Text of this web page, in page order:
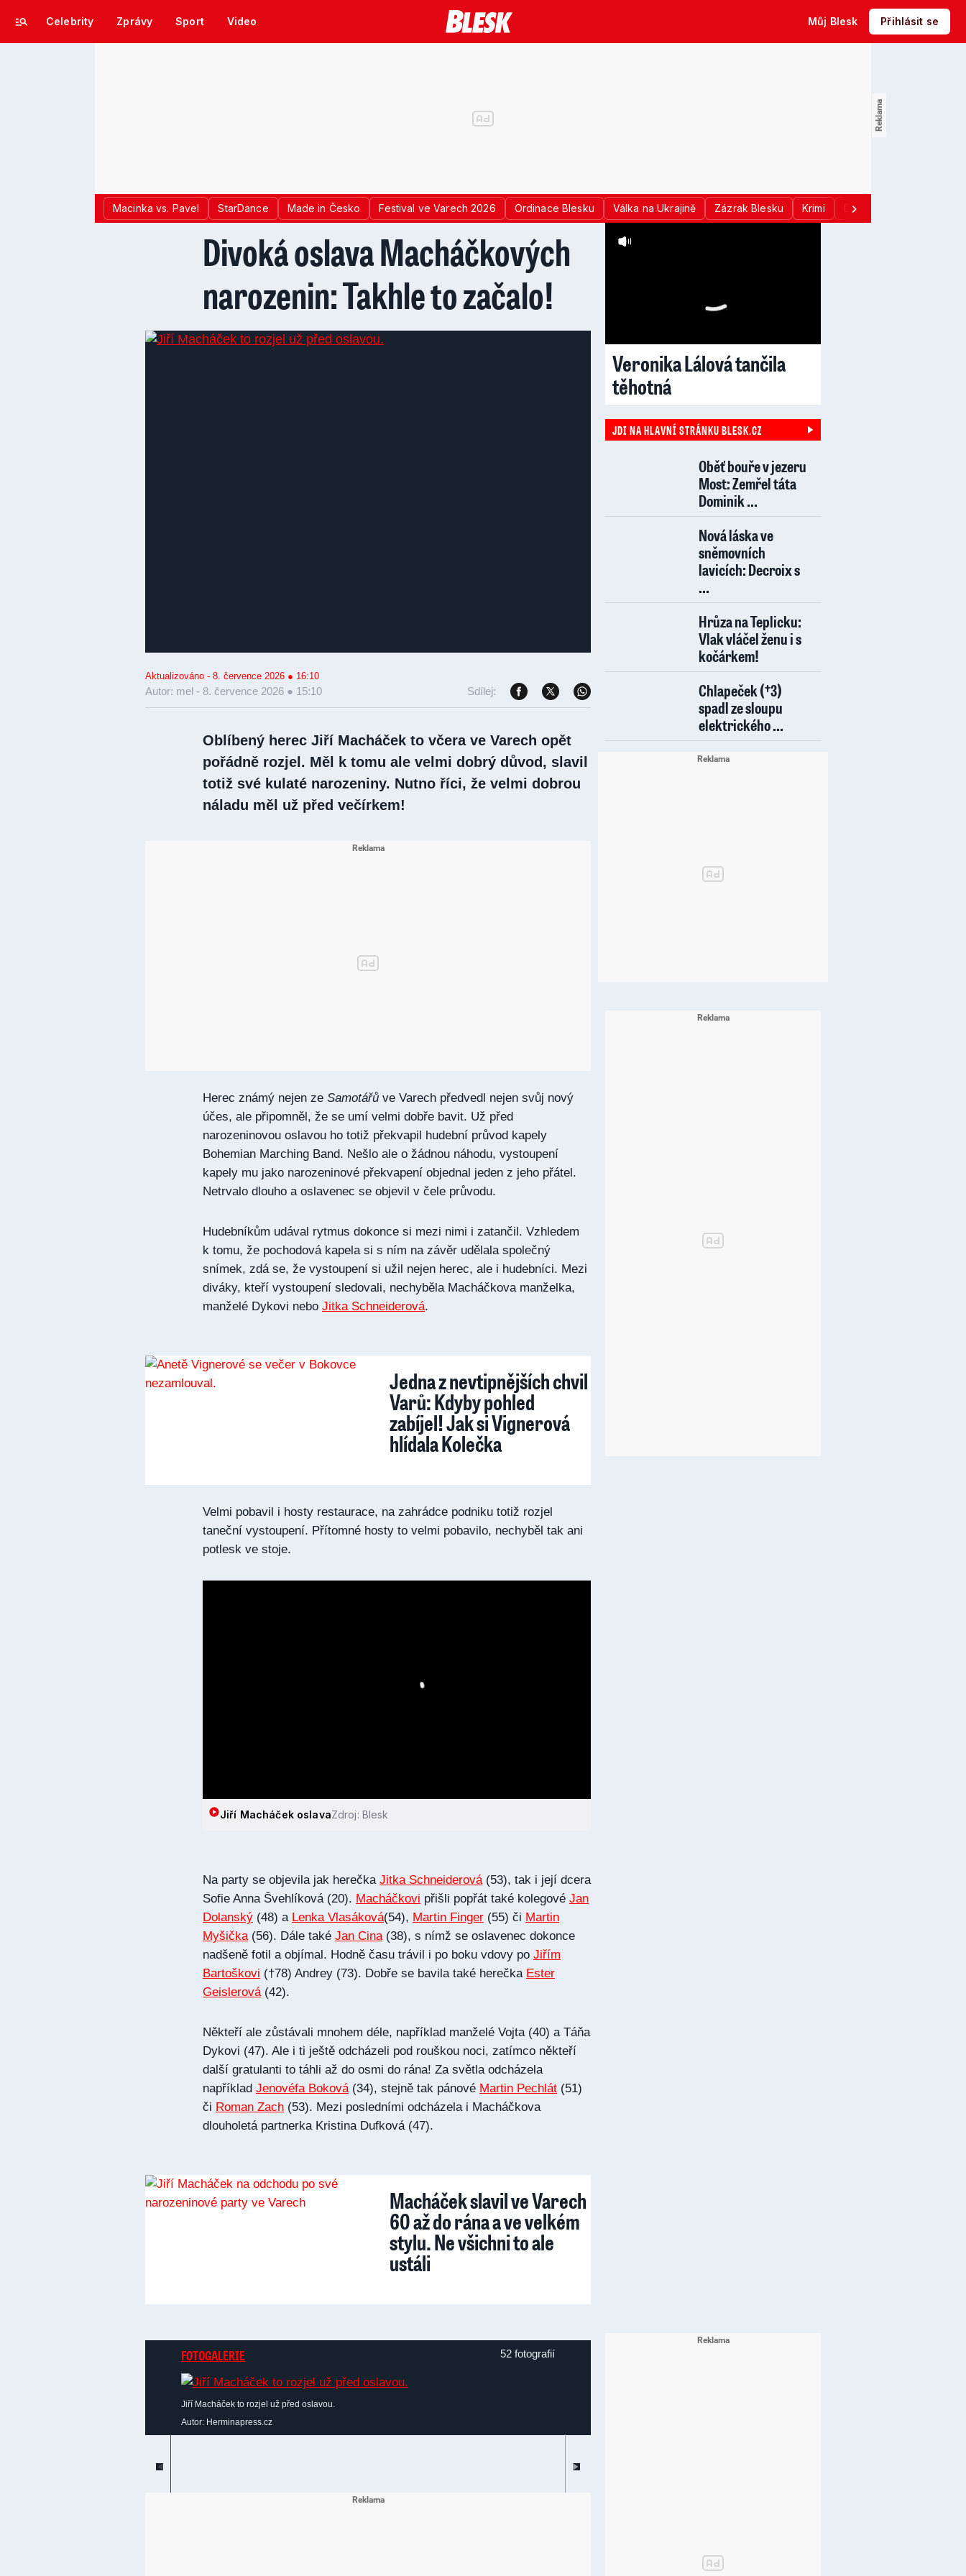
Celebrity Zprávy Sport Video Můj Blesk Přihlásit se
Macinka vs. Pavel StarDance Made in Česko Festival ve Varech 2026 Ordinace Blesku Válka na Ukrajině Zázrak Blesku Krimi Donald Trump
Divoká oslava Macháčkových
narozenin: Takhle to začalo!
Autor: mel -
Aktualizováno - 8. července 2026 ● 16:10
8. července 2026 ● 15:10 Sdílej:
Oblíbený herec Jiří Macháček to včera ve Varech opět
pořádně rozjel. Měl k tomu ale velmi dobrý důvod, slavil
totiž své kulaté narozeniny. Nutno říci, že velmi dobrou
náladu měl už před večírkem!
Herec známý nejen ze Samotářů ve Varech předvedl nejen svůj nový
účes, ale připomněl, že se umí velmi dobře bavit. Už před
narozeninovou oslavou ho totiž překvapil hudební průvod kapely
Bohemian Marching Band. Nešlo ale o žádnou náhodu, vystoupení
kapely mu jako narozeninové překvapení objednal jeden z jeho přátel.
Netrvalo dlouho a oslavenec se objevil v čele průvodu.
Hudebníkům udával rytmus dokonce si mezi nimi i zatančil. Vzhledem
k tomu, že pochodová kapela si s ním na závěr udělala společný
snímek, zdá se, že vystoupení si užil nejen herec, ale i hudebníci. Mezi
diváky, kteří vystoupení sledovali, nechyběla Macháčkova manželka,
manželé Dykovi nebo Jitka Schneiderová.
Jedna z nevtipnějších chvil
Varů: Kdyby pohled
zabíjel! Jak si Vignerová
hlídala Kolečka
Velmi pobavil i hosty restaurace, na zahrádce podniku totiž rozjel
taneční vystoupení. Přítomné hosty to velmi pobavilo, nechyběl tak ani
potlesk ve stoje.
Jiří Macháček oslavaZdroj: Blesk
Na party se objevila jak herečka Jitka Schneiderová (53), tak i její dcera
Sofie Anna Švehlíková (20). Macháčkovi přišli popřát také kolegové Jan
Dolanský (48) a Lenka Vlasáková(54), Martin Finger (55) či Martin
Myšička (56). Dále také Jan Cina (38), s nímž se oslavenec dokonce
nadšeně fotil a objímal. Hodně času trávil i po boku vdovy po Jiřím
Bartoškovi (†78) Andrey (73). Dobře se bavila také herečka Ester
Geislerová (42).
Někteří ale zůstávali mnohem déle, například manželé Vojta (40) a Táňa
Dykovi (47). Ale i ti ještě odcházeli pod rouškou noci, zatímco někteří
další gratulanti to táhli až do osmi do rána! Za světla odcházela
například Jenovéfa Boková (34), stejně tak pánové Martin Pechlát (51)
či Roman Zach (53). Mezi posledními odcházela i Macháčkova
dlouholetá partnerka Kristina Dufková (47).
Macháček slavil ve Varech
60 až do rána a ve velkém
stylu. Ne všichni to ale
ustáli
FOTOGALERIE 52 fotografií
Jiří Macháček to rozjel už před oslavou.
Autor: Herminapress.cz
Veronika Lálová tančila
těhotná
JDI NA HLAVNÍ STRÁNKU BLESK.CZ
Oběť bouře v jezeru
Most: Zemřel táta
Dominik ...
Nová láska ve
sněmovních
lavicích: Decroix s
...
Hrůza na Teplicku:
Vlak vláčel ženu i s
kočárkem!
Chlapeček (†3)
spadl ze sloupu
elektrického ...